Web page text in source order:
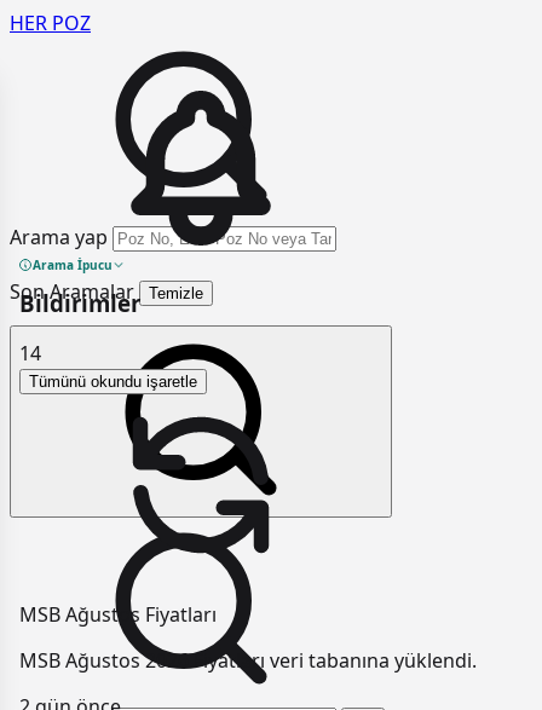
HER POZ
Arama yap
Arama İpucu
Son Aramalar Temizle
Bildirimler
14
Tümünü okundu işaretle
MSB Ağustos Fiyatları
MSB Ağustos 2026 Fiyatları veri tabanına yüklendi.